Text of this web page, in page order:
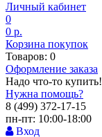
Личный кабинет
0
0 р.
Корзина покупок
Товаров: 0
Оформление заказа
Надо что-то купить!
Нужна помощь?
8 (499) 372-17-15
пн-пт: 10:00-18:00
Вход